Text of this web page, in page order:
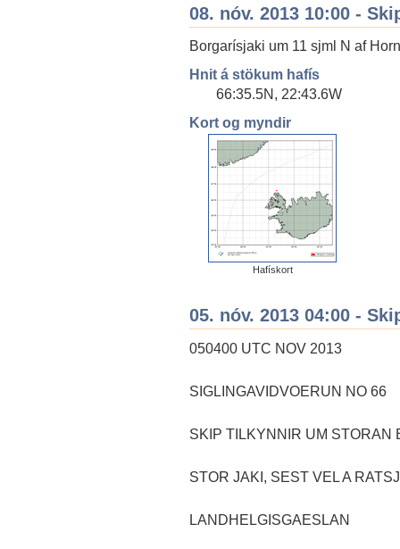
08. nóv. 2013 10:00 -
Borgarísjaki um 11 sjml N af
Hnit á stökum hafís
66:35.5N, 22:43.6W
Kort og myndir
Hafískort
05. nóv. 2013 04:00 -
050400 UTC NOV 2013
SIGLINGAVIDVOERUN NO 66
SKIP TILKYNNIR UM STORAN
STOR JAKI, SEST VEL A
LANDHELGISGAESLAN